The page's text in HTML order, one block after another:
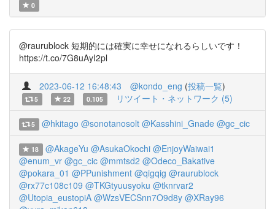
0
@raurublock 短期的には確実に幸せになれるらしいです！
https://t.co/7G8uAyI2pl
2023-06-12 16:48:43 @kondo_eng (投稿一覧)
5 22 0.105 リツイート・ネットワーク (5)
5 @hkitago @sonotanosolt @Kasshini_Gnade @gc_cic
18 @AkageYu @AsukaOkochi @EnjoyWaiwai1
@enum_vr @gc_cic @mmtsd2 @Odeco_Bakative
@pokara_01 @PPunishment @qigqig @raurublock
@rx77c108c109 @TKGtyuusyoku @tknrvar2
@Utopia_eustopiA @WzsVECSnn7O9d8y @XRay96